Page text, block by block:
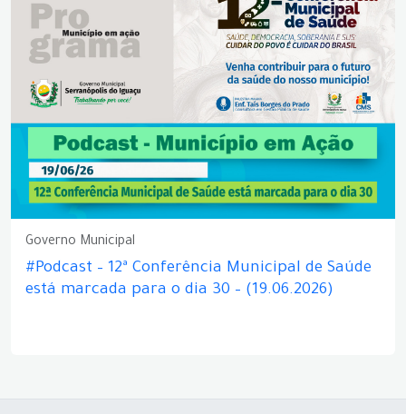
Governo Municipal
#Podcast – 12ª Conferência Municipal de Saúde
está marcada para o dia 30 – (19.06.2026)